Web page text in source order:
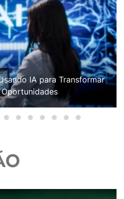
IA para Transformar